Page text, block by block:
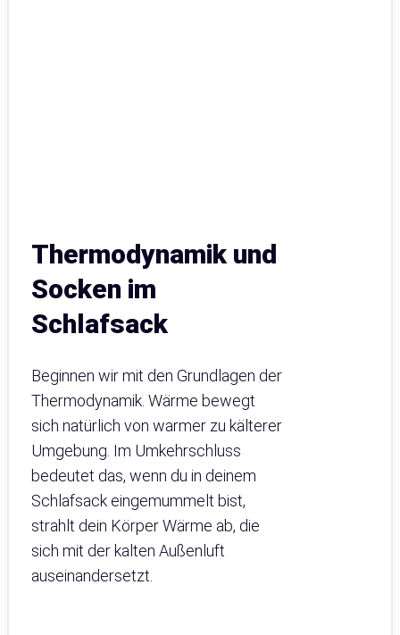
Thermodynamik und
Socken im
Schlafsack
Beginnen wir mit den Grundlagen der
Thermodynamik. Wärme bewegt
sich natürlich von warmer zu kälterer
Umgebung. Im Umkehrschluss
bedeutet das, wenn du in deinem
Schlafsack eingemummelt bist,
strahlt dein Körper Wärme ab, die
sich mit der kalten Außenluft
auseinandersetzt.